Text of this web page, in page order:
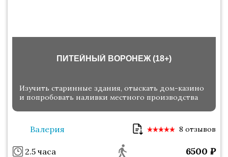
ПИТЕЙНЫЙ ВОРОНЕЖ (18+)
Изучить старинные здания, отыскать дом-казино
и попробовать наливки местного производства
Валерия 8 отзывов
2.5 часа 6500 ₽